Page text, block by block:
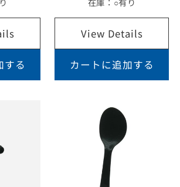
する
View Details
カートに追加する